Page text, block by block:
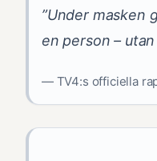
”Under masken
en person – utan
— TV4:s officiella